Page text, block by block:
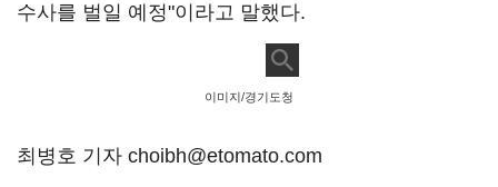
수사를 벌일 예정"이라고 말했다.
이미지/경기도청
최병호 기자 choibh@etomato.com